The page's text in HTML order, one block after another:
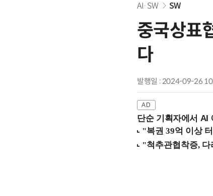
AI·SW SW
중국상표
다
발행일 : 2024-09-26
단순 기획자에서 AI